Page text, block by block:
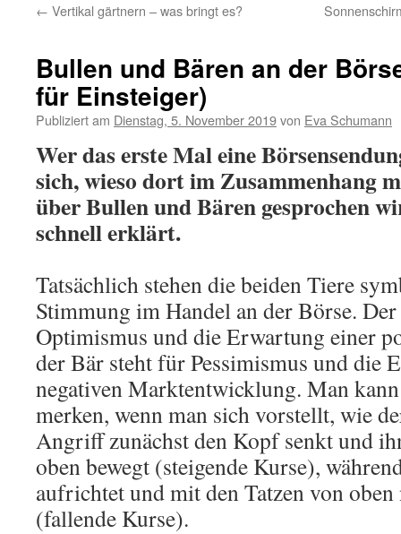
← Vertikal gärtnern – was bringt es?
Bullen und Bären an der
für Einsteiger)
Publiziert am Dienstag, 5. November 2019von Eva Schumann
Wer das erste Mal eine
sich, wieso dort im Zusammenhang
über Bullen und Bären gesprochen
schnell erklärt.
Tatsächlich stehen die beiden Tiere
Stimmung im Handel an der Börse.
Optimismus und die Erwartung einer
der Bär steht für Pessimismus und die
negativen Marktentwicklung. Man
merken, wenn man sich vorstellt, wie
Angriff zunächst den Kopf senkt und
oben bewegt (steigende Kurse),
aufrichtet und mit den Tatzen von oben
(fallende Kurse).